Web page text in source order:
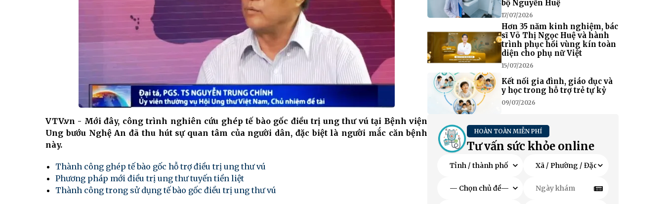
VTV.vn - Mới đây, công trình nghiên cứu ghép tế bào gốc điều trị ung thư vú tại Bệnh viện
Ung bướu Nghệ An đã thu hút sự quan tâm của người dân, đặc biệt là người mắc căn bệnh
này.
Thành công ghép tế bào gốc hỗ trợ điều trị ung thư vú
Phương pháp mới điều trị ung thư tuyến tiền liệt
Thành công trong sử dụng tế bào gốc điều trị ung thư vú
bộ Nguyễn Huệ
17/07/2026
Hơn 35 năm kinh nghiệm, bác
sĩ Võ Thị Ngọc Huệ và hành
trình phục hồi vùng kín toàn
diện cho phụ nữ Việt
15/07/2026
Kết nối gia đình, giáo dục và
y học trong hỗ trợ trẻ tự kỷ
09/07/2026
HOÀN TOÀN MIỄN PHÍ
Tư vấn sức khỏe online